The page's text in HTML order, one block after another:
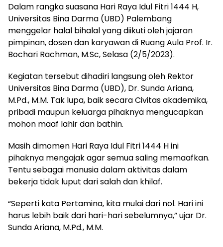
Dalam rangka suasana Hari Raya Idul Fitri 1444 H,
Universitas Bina Darma (UBD) Palembang
menggelar halal bihalal yang diikuti oleh jajaran
pimpinan, dosen dan karyawan di Ruang Aula Prof. Ir.
Bochari Rachman, M.Sc, Selasa (2/5/2023).
Kegiatan tersebut dihadiri langsung oleh Rektor
Universitas Bina Darma (UBD), Dr. Sunda Ariana,
M.Pd., M.M. Tak lupa, baik secara Civitas akademika,
pribadi maupun keluarga pihaknya mengucapkan
mohon maaf lahir dan bathin.
Masih dimomen Hari Raya Idul Fitri 1444 H ini
pihaknya mengajak agar semua saling memaafkan.
Tentu sebagai manusia dalam aktivitas dalam
bekerja tidak luput dari salah dan khilaf.
“Seperti kata Pertamina, kita mulai dari nol. Hari ini
harus lebih baik dari hari-hari sebelumnya,” ujar Dr.
Sunda Ariana, M.Pd., M.M.